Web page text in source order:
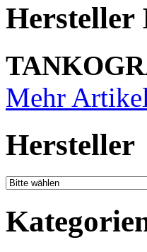
Hersteller
Mehr
Hersteller